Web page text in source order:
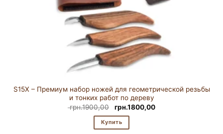
S15X – Премиум набор ножей для геометрической резьбы
и тонких работ по дереву
грн.1900,00
Первоначальная
цена
составляла
грн.1900,00.
грн.1800,00Текущая
Купить